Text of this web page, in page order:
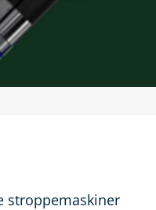
stroppemaskiner